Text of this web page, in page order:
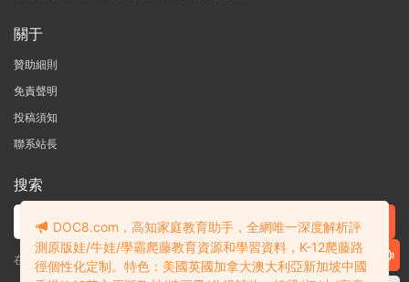
關于
贊助細則
免責聲明
投稿須知
聯系站長
搜索
在線搜索GK-G12海量英文原版教材/章節書/國際考試/學科競賽資料！
DOC8.com，高知家庭教育助手，全網唯一深度解析評
測原版娃/牛娃/學霸爬藤教育資源和學習資料，K-12爬藤路
徑個性化定制。特色：美國英國加拿大澳大利亞新加坡中國